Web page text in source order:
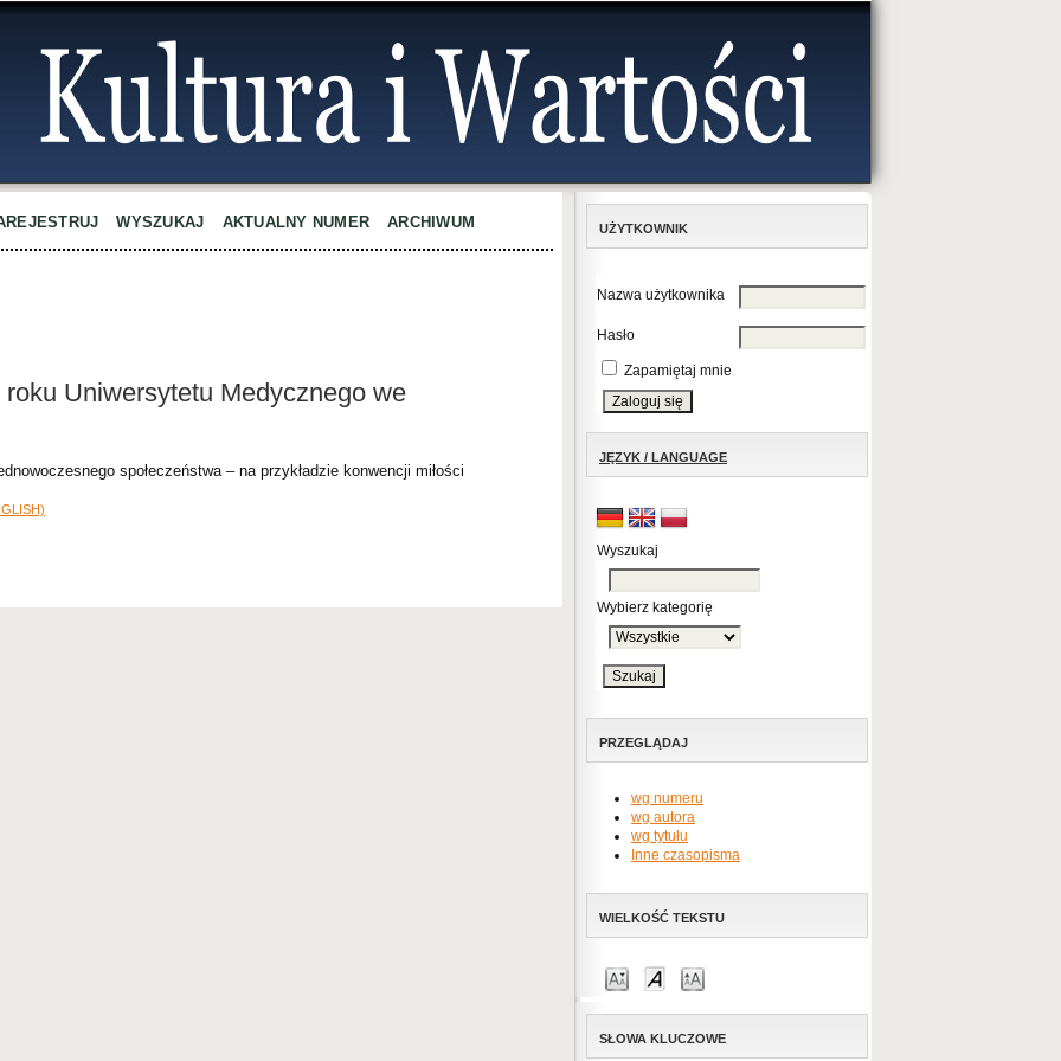
UŻYTKOWNIK
Nazwa użytkownika
Hasło
Zapamiętaj mnie
JĘZYK / LANGUAGE
Wyszukaj
Wybierz kategorię
PRZEGLĄDAJ
wg numeru
wg autora
wg tytułu
Inne czasopisma
WIELKOŚĆ TEKSTU
SŁOWA KLUCZOWE
WYSZUKAJ AKTUALNY NUMER ARCHIWUM
Uniwersytetu Medycznego we
społeczeństwa – na przykładzie konwencji miłości